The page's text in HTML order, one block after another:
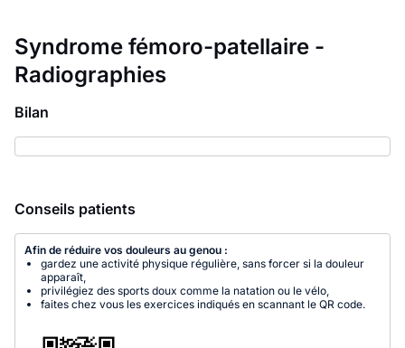
Syndrome fémoro-patellaire -
Radiographies
Bilan
Conseils patients
Afin de réduire vos douleurs au genou :
gardez une activité physique régulière, sans forcer si la douleur
apparaît,
privilégiez des sports doux comme la natation ou le vélo,
faites chez vous les exercices indiqués en scannant le QR code.